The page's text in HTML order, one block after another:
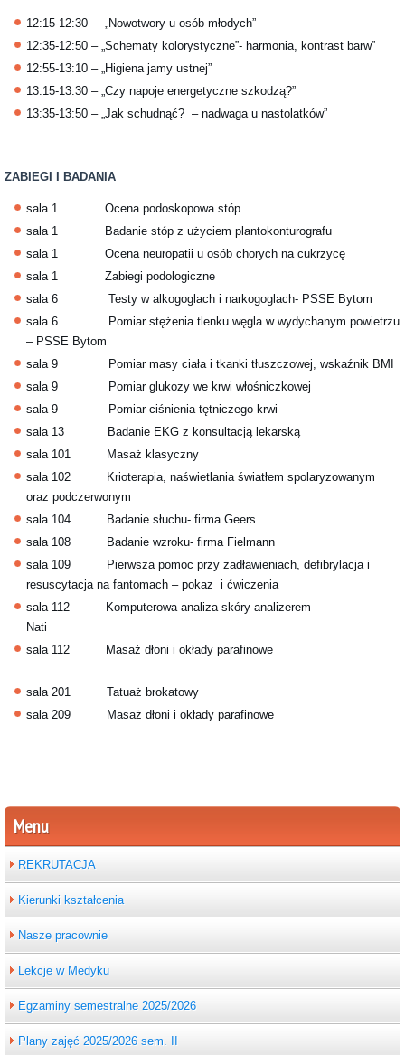
Menu
REKRUTACJA
Kierunki kształcenia
Nasze pracownie
Lekcje w Medyku
Egzaminy semestralne 2025/2026
Plany zajęć 2025/2026 sem. II
12:15-12:30 – „Nowotwory u osób młodych”
12:35-12:50 – „Schematy kolorystyczne”- harmonia, kontrast barw”
12:55-13:10 – „Higiena jamy ustnej”
13:15-13:30 – „Czy napoje energetyczne szkodzą?”
13:35-13:50 – „Jak schudnąć? – nadwaga u nastolatków”
ZABIEGI I BADANIA
sala 1 Ocena podoskopowa stóp
sala 1 Badanie stóp z użyciem plantokonturografu
sala 1 Ocena neuropatii u osób chorych na cukrzycę
sala 1 Zabiegi podologiczne
sala 6 Testy w alkogoglach i narkogoglach- PSSE Bytom
sala 6 Pomiar stężenia tlenku węgla w wydychanym powietrzu
– PSSE Bytom
sala 9 Pomiar masy ciała i tkanki tłuszczowej, wskaźnik BMI
sala 9 Pomiar glukozy we krwi włośniczkowej
sala 9 Pomiar ciśnienia tętniczego krwi
sala 13 Badanie EKG z konsultacją lekarską
sala 101 Masaż klasyczny
sala 102 Krioterapia, naświetlania światłem spolaryzowanym
oraz podczerwonym
sala 104 Badanie słuchu- firma Geers
sala 108 Badanie wzroku- firma Fielmann
sala 109 Pierwsza pomoc przy zadławieniach, defibrylacja i
resuscytacja na fantomach – pokaz i ćwiczenia
sala 112 Komputerowa analiza skóry analizerem
Nati
sala 112 Masaż dłoni i okłady parafinowe
sala 201 Tatuaż brokatowy
sala 209 Masaż dłoni i okłady parafinowe